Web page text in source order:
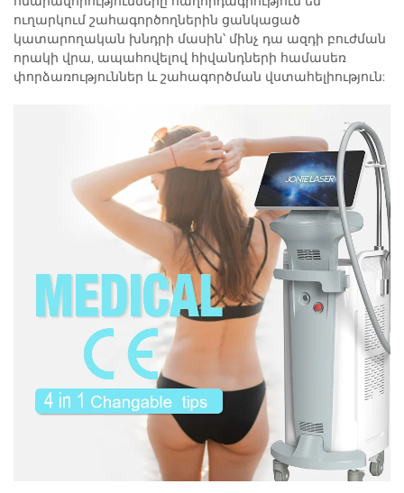
ուղարկում շահագործողներին ցանկացած
կատարողական խնդրի մասին՝ մինչ դա ազդի բուժման
որակի վրա, ապահովելով հիվանդների համասեռ
փորձառություններ և շահագործման վստահելիություն: